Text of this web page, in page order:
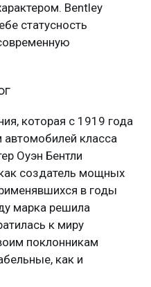
Bentley
статусность
которая с 1919 года
автомобилей класса
Оуэн Бентли
создатель мощных
в годы
марка решила
к миру
поклонникам
как и